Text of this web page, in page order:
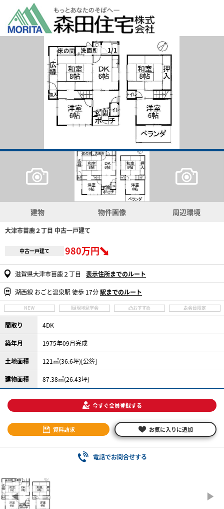
1/1
建物 物件画像 周辺環境
大津市苗鹿２丁目 中古一戸建て
中古一戸建て 980万円
滋賀県大津市苗鹿２丁目 表示住所までのルート
湖西線 おごと温泉駅 徒歩 17分駅までのルート
NEW 現地見学会 おすすめ 会員限定
間取り 4DK
築年月 1975年09月完成
土地面積 121㎡(36.6坪)[公簿]
建物面積 87.38㎡(26.43坪)
今すぐ会員登録する
資料請求 お気に入りに追加
電話でお問合せする